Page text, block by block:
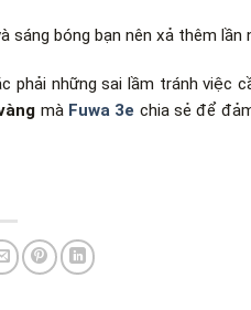
bóng bạn nên xả thêm lần
những sai lầm tránh việc
mà Fuwa 3e chia sẻ để